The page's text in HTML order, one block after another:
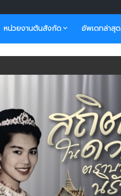
หน่วยงานต้นสังกัด อัพเดทล่าสุด